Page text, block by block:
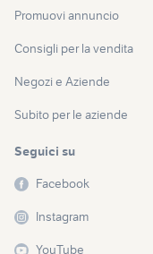
Promuovi annuncio
Consigli per la vendita
Negozi e Aziende
Subito per le aziende
Seguici su
Facebook
Instagram
YouTube